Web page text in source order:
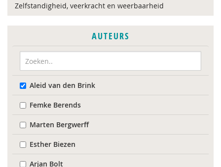
Zelfstandigheid, veerkracht en weerbaarheid
AUTEURS
Aleid van den Brink
Femke Berends
Marten Bergwerff
Esther Biezen
Arjan Bolt